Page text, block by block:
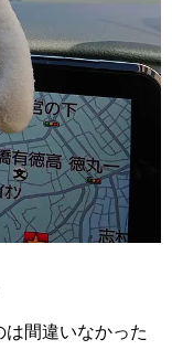
間違いなかった